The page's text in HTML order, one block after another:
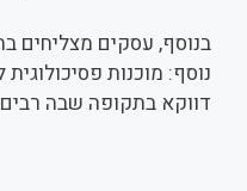
בנוסף, עסקים מצליחים
נוסף: מוכנות
דווקא בתקופה שבה